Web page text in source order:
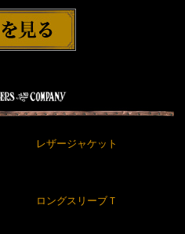
レザージャケット
ロングスリーブＴ